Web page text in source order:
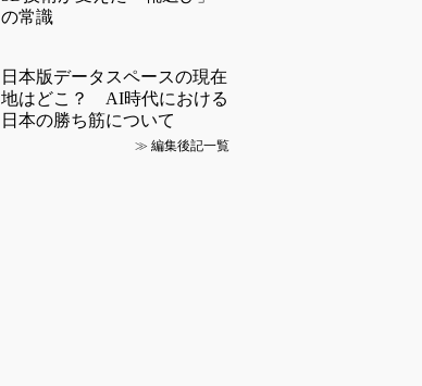
の常識
日本版データスペースの現在
地はどこ？ AI時代における
日本の勝ち筋について
≫ 編集後記一覧